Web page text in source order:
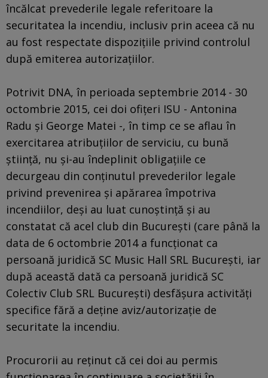
încălcat prevederile legale referitoare la
securitatea la incendiu, inclusiv prin aceea că nu
au fost respectate dispoziţiile privind controlul
după emiterea autorizaţiilor.
Potrivit DNA, în perioada septembrie 2014 - 30
octombrie 2015, cei doi ofiţeri ISU - Antonina
Radu şi George Matei -, în timp ce se aflau în
exercitarea atribuţiilor de serviciu, cu bună
ştiinţă, nu şi-au îndeplinit obligaţiile ce
decurgeau din conţinutul prevederilor legale
privind prevenirea şi apărarea împotriva
incendiilor, deşi au luat cunoştinţă şi au
constatat că acel club din Bucureşti (care până la
data de 6 octombrie 2014 a funcţionat ca
persoană juridică SC Music Hall SRL Bucureşti, iar
după această dată ca persoană juridică SC
Colectiv Club SRL Bucureşti) desfăşura activităţi
specifice fără a deţine aviz/autorizaţie de
securitate la incendiu.
Procurorii au reţinut că cei doi au permis